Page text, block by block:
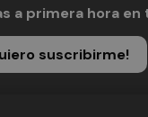
a primera hora en
suscribirme!